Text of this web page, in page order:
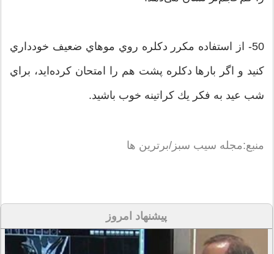
50- از استفاده مكرر دكلره روي موهاي ضعيف خودداري
كنيد و اگر بارها دكلره پشت هم را امتحان كرده‌ايد، براي
شب عيد به فكر يك كراتينه خوب باشيد.
منبع:مجله سیب سبز/برترین ها
پیشنهاد امروز